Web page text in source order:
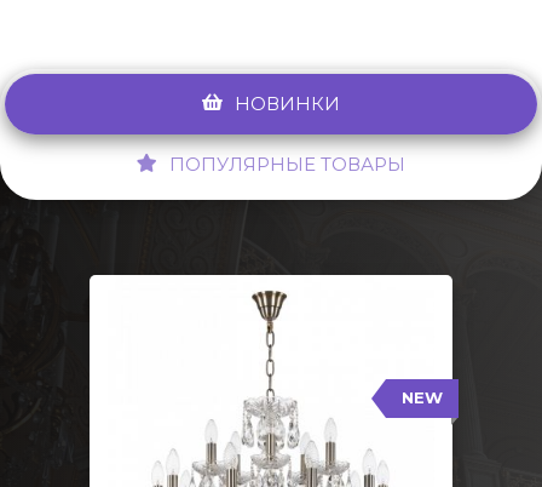
НОВИНКИ
ПОПУЛЯРНЫЕ ТОВАРЫ
NEW
117/10+5/240 Pa
Тип: Стеклянный рожок